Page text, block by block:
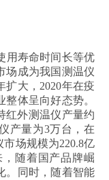
寿命时间长等优
场成为我国测温仪
扩大，2020年在疫
体呈向好态势。
红外测温仪产量约
产量为3万台，在
场规模为220.8亿
，随着国产品牌崛
。同时，随着智能